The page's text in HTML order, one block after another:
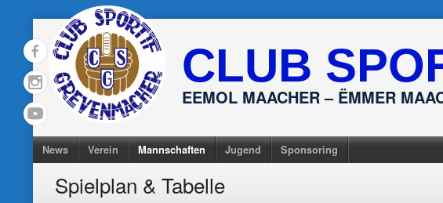
to
content
CLUB
EEMOL MAACHER – ËMMER
News Verein Mannschaften Jugend Sponsoring
Spielplan & Tabelle